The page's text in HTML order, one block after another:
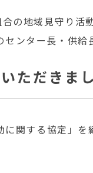
の地域見守り
ンター長・供給
ただきま
関する協定」